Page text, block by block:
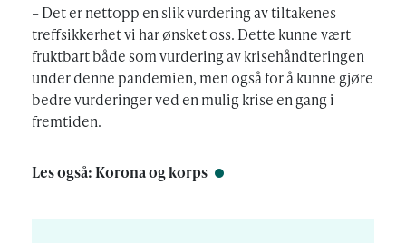
– Det er nettopp en slik vurdering av tiltakenes
treffsikkerhet vi har ønsket oss. Dette kunne vært
fruktbart både som vurdering av krisehåndteringen
under denne pandemien, men også for å kunne gjøre
bedre vurderinger ved en mulig krise en gang i
fremtiden.
Les også:Korona og korps